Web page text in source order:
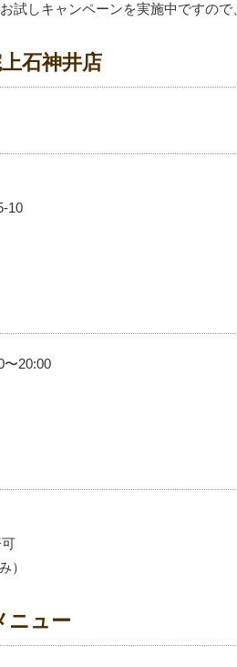
試しキャンペーンを実施中ですので
石神井店
10
〜20:00
）
ニュー